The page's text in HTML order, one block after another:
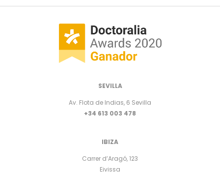
SEVILLA
Av. Flota de Indias, 6 Sevilla
+34 613 003 478
IBIZA
Carrer d’Aragó, 123
Eivissa